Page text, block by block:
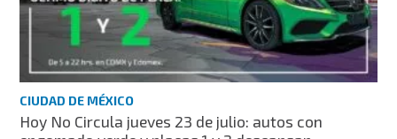
CIUDAD DE MÉXICO
Hoy No Circula jueves 23 de julio: autos con